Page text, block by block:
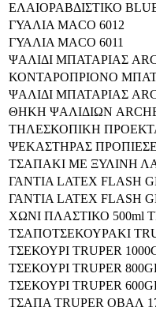
ΕΛΑΙΟΡΑΒΔΙΣΤΙΚΟ
ΓΥΑΛΙΑ MACO 6012
ΓΥΑΛΙΑ MACO 6011
ΨΑΛΙΔΙ ΜΠΑΤΑΡΙΑΣ
ΚΟΝΤΑΡΟΠΡΙΟΝΟ
ΨΑΛΙΔΙ ΜΠΑΤΑΡΙΑΣ
ΘΗΚΗ ΨΑΛΙΔΙΩΝ
ΤΗΛΕΣΚΟΠΙΚΗ
ΨΕΚΑΣΤΗΡΑΣ
ΤΣΑΠΑΚΙ ΜΕ ΞΥΛΙΝΗ
ΓΑΝΤΙΑ LATEX FLASH
ΓΑΝΤΙΑ LATEX FLASH
ΧΩΝΙ ΠΛΑΣΤΙΚΟ 500ml
ΤΣΑΠΟΤΣΕΚΟΥΡΑΚΙ
ΤΣΕΚΟΥΡΙ TRUPER
ΤΣΕΚΟΥΡΙ TRUPER
ΤΣΕΚΟΥΡΙ TRUPER
ΤΣΑΠΑ TRUPER ΟΒΑΛ